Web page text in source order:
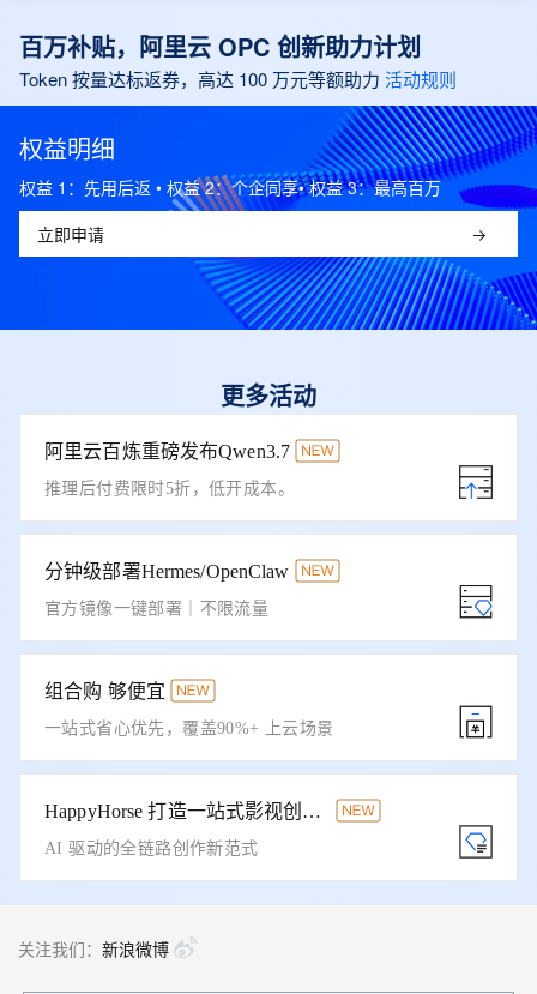
百万补贴，阿里云 OPC 创新助力计划
Token 按量达标返券，高达 100 万元等额助力 活动规则
权益明细
权益 1：先用后返 • 权益 2：个企同享• 权益 3：最高百万
立即申请
更多活动
阿里云百炼重磅发布Qwen3.7
推理后付费限时5折，低开成本。
分钟级部署Hermes/OpenClaw
官方镜像一键部署｜不限流量
组合购 够便宜
一站式省心优先，覆盖90%+ 上云场景
HappyHorse 打造一站式影视创作平台
AI 驱动的全链路创作新范式
关注我们： 新浪微博